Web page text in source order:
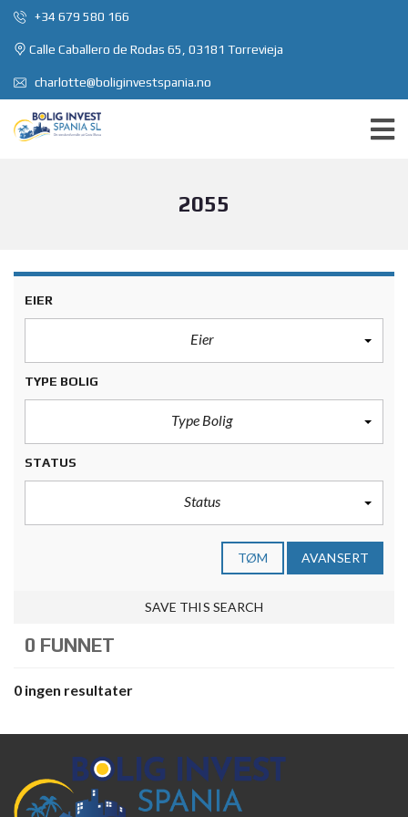
+34 679 580 166
Calle Caballero de Rodas 65, 03181 Torrevieja
charlotte@boliginvestspania.no
2055
EIER
Eier
TYPE BOLIG
Type Bolig
STATUS
Status
TØM AVANSERT
SAVE THIS SEARCH
0 FUNNET
0 ingen resultater